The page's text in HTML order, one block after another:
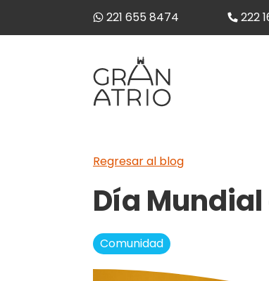
221 655 8474 222
Regresar al blog
Día
Comunidad